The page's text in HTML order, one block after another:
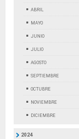
ABRIL
MAYO
JUNIO
JULIO
AGOSTO
SEPTIEMBRE
OCTUBRE
NOVIEMBRE
DICIEMBRE
2024